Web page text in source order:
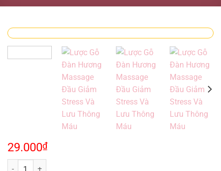
29.000₫
Lược Gỗ Đàn Hương Massage Đầu Giảm Stress Và Lưu Thông Máu